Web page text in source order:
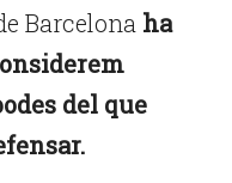
Barcelona ha
del que